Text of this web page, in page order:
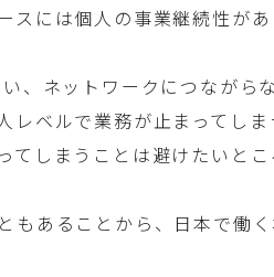
スには個人の事業継続性が
、ネットワークにつながら
レベルで業務が止まってし
てしまうことは避けたいと
もあることから、日本で働